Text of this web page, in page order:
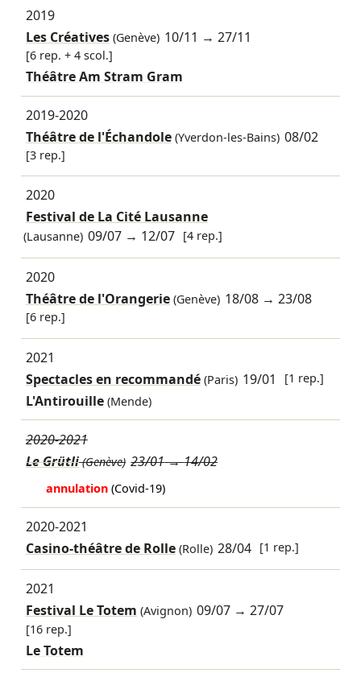
2019
Les Créatives(Genève) 10/11 →27/11
[6 rep. + 4 scol.]
Théâtre Am Stram Gram
2019-2020
Théâtre de l'Échandole(Yverdon-les-Bains) 08/02
[3 rep.]
2020
Festival de La Cité Lausanne
(Lausanne) 09/07 → 12/07 [4 rep.]
2020
Théâtre de l'Orangerie(Genève) 18/08 →23/08
[6 rep.]
2021
Spectacles en recommandé(Paris) 19/01 [1 rep.]
L'Antirouille (Mende)
2020-2021
Le Grütli(Genève) 23/01→14/02
annulation (Covid-19)
2020-2021
Casino-théâtre de Rolle(Rolle) 28/04 [1 rep.]
2021
Festival Le Totem (Avignon) 09/07 →27/07
[16 rep.]
Le Totem